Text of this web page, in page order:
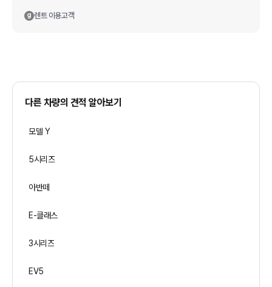
렌트 이용고객
다른 차량의 견적 알아보기
모델 Y
5시리즈
아반떼
E-클래스
3시리즈
EV5